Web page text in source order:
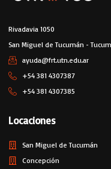
Rivadavia 1050
San Miguel de Tucumán -
ayuda@frt.utn.edu.ar
+54 381 4307387
+54 381 4307385
Locaciones
San Miguel de Tucumán
Concepción